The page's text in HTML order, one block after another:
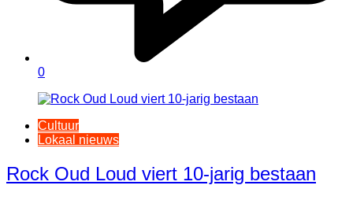
0
Cultuur
Lokaal nieuws
Rock Oud Loud viert 10-jarig bestaan